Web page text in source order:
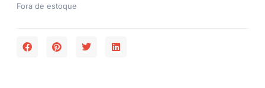
Fora de estoque